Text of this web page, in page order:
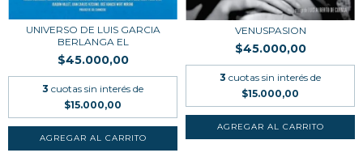
UNIVERSO DE LUIS GARCIA
BERLANGA EL
$45.000,00
3 cuotas sin interés de
$15.000,00
VENUSPASION
$45.000,00
3 cuotas sin interés de
$15.000,00